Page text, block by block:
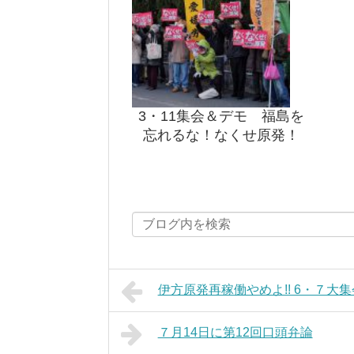
3・11集会＆デモ 福島を
忘れるな！なくせ原発！
伊方原発再稼働やめよ!! 6・７大集
７月14日に第12回口頭弁論